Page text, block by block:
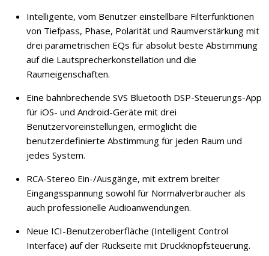
Intelligente, vom Benutzer einstellbare Filterfunktionen
von Tiefpass, Phase, Polarität und Raumverstärkung mit
drei parametrischen EQs für absolut beste Abstimmung
auf die Lautsprecherkonstellation und die
Raumeigenschaften.
Eine bahnbrechende SVS Bluetooth DSP-Steuerungs-App
für iOS- und Android-Geräte mit drei
Benutzervoreinstellungen, ermöglicht die
benutzerdefinierte Abstimmung für jeden Raum und
jedes System.
RCA-Stereo Ein-/Ausgänge, mit extrem breiter
Eingangsspannung sowohl für Normalverbraucher als
auch professionelle Audioanwendungen.
Neue ICI-Benutzeroberfläche (Intelligent Control
Interface) auf der Rückseite mit Druckknopfsteuerung.